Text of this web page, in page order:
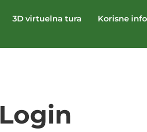
3D virtuelna tura Korisne
Login